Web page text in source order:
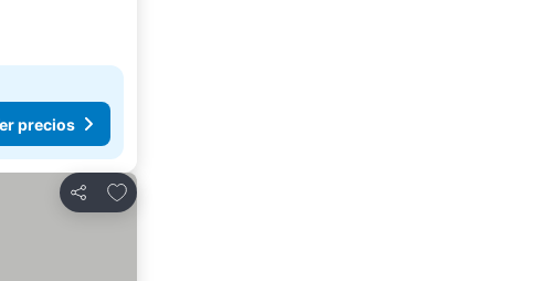
precios
Compartir
Agregar a favoritos